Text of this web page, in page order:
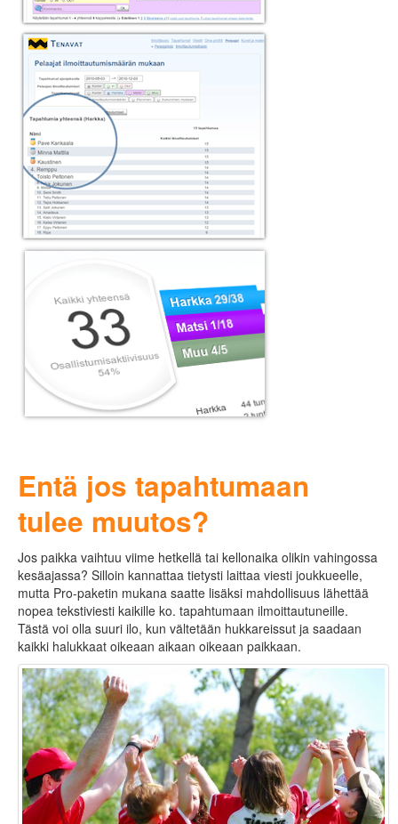
Entä jos tapahtumaan
tulee muutos?
Jos paikka vaihtuu viime hetkellä tai kellonaika olikin vahingossa
kesäajassa? Silloin kannattaa tietysti laittaa viesti joukkueelle,
mutta Pro-paketin mukana saatte lisäksi mahdollisuus lähettää
nopea tekstiviesti kaikille ko. tapahtumaan ilmoittautuneille.
Tästä voi olla suuri ilo, kun vältetään hukkareissut ja saadaan
kaikki halukkaat oikeaan aikaan oikeaan paikkaan.